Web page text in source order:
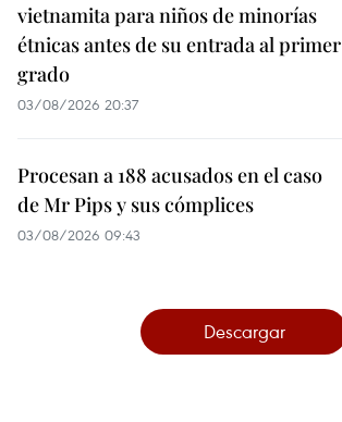
vietnamita para niños de minorías
étnicas antes de su entrada al primer
grado
03/08/2026 20:37
Procesan a 188 acusados en el caso
de Mr Pips y sus cómplices
03/08/2026 09:43
Descargar